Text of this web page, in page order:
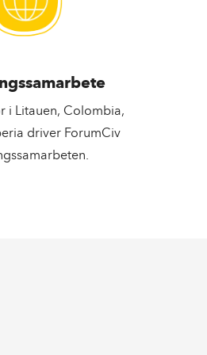
i Litauen, Colombia,
driver ForumCiv